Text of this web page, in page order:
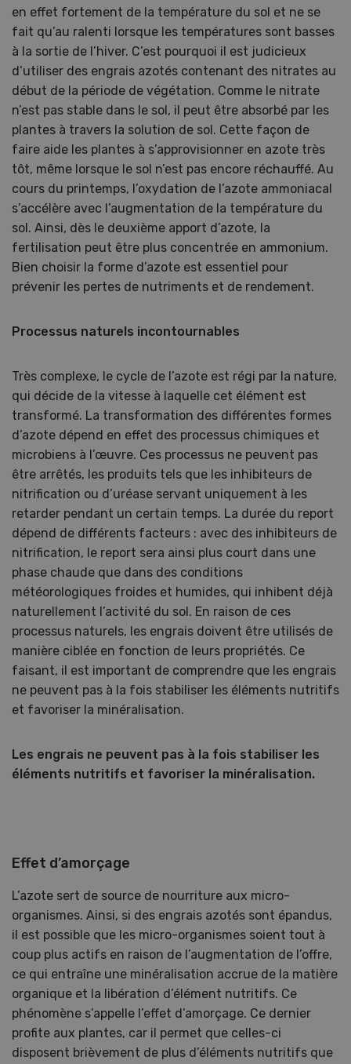
en effet fortement de la température du sol et ne se
fait qu’au ralenti lorsque les températures sont basses
à la sortie de l’hiver. C’est pourquoi il est judicieux
d’utiliser des engrais azotés contenant des nitrates au
début de la période de végétation. Comme le nitrate
n’est pas stable dans le sol, il peut être absorbé par les
plantes à travers la solution de sol. Cette façon de
faire aide les plantes à s’approvisionner en azote très
tôt, même lorsque le sol n’est pas encore réchauffé. Au
cours du printemps, l’oxydation de l’azote ammoniacal
s’accélère avec l’augmentation de la température du
sol. Ainsi, dès le deuxième apport d’azote, la
fertilisation peut être plus concentrée en ammonium.
Bien choisir la forme d’azote est essentiel pour
prévenir les pertes de nutriments et de rendement.
Processus naturels incontournables
Très complexe, le cycle de l’azote est régi par la nature,
qui décide de la vitesse à laquelle cet élément est
transformé. La transformation des différentes formes
d’azote dépend en effet des processus chimiques et
microbiens à l’œuvre. Ces processus ne peuvent pas
être arrêtés, les produits tels que les inhibiteurs de
nitrification ou d’uréase servant uniquement à les
retarder pendant un certain temps. La durée du report
dépend de différents facteurs : avec des inhibiteurs de
nitrification, le report sera ainsi plus court dans une
phase chaude que dans des conditions
météorologiques froides et humides, qui inhibent déjà
naturellement l’activité du sol. En raison de ces
processus naturels, les engrais doivent être utilisés de
manière ciblée en fonction de leurs propriétés. Ce
faisant, il est important de comprendre que les engrais
ne peuvent pas à la fois stabiliser les éléments nutritifs
et favoriser la minéralisation.
Les engrais ne peuvent pas à la fois stabiliser les
éléments nutritifs et favoriser la minéralisation.
Effet d’amorçage
L’azote sert de source de nourriture aux micro-
organismes. Ainsi, si des engrais azotés sont épandus,
il est possible que les micro-organismes soient tout à
coup plus actifs en raison de l’augmentation de l’offre,
ce qui entraîne une minéralisation accrue de la matière
organique et la libération d’élément nutritifs. Ce
phénomène s’appelle l’effet d’amorçage. Ce dernier
profite aux plantes, car il permet que celles-ci
disposent brièvement de plus d’éléments nutritifs que